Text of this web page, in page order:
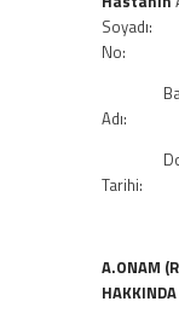
No:
A.ONAM